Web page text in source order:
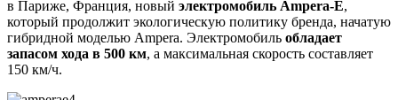
в Париже, Франция, новый электромобиль Ampera-E,
который продолжит экологическую политику бренда, начатую
гибридной моделью Ampera. Электромобиль обладает
запасом хода в 500 км, а максимальная скорость составляет
150 км/ч.